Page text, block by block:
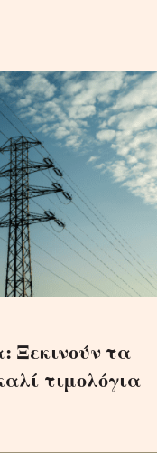
Ξεκινούν τα
τιμολόγια